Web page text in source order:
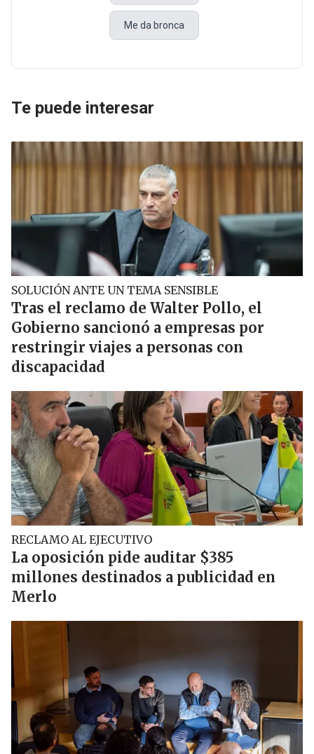
Me da bronca
Te puede interesar
SOLUCIÓN ANTE UN TEMA SENSIBLE
Tras el reclamo de Walter Pollo, el
Gobierno sancionó a empresas por
restringir viajes a personas con
discapacidad
RECLAMO AL EJECUTIVO
La oposición pide auditar $385
millones destinados a publicidad en
Merlo